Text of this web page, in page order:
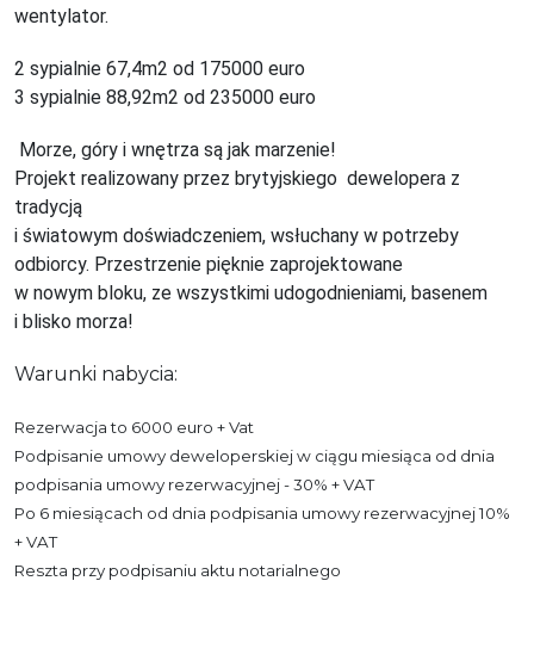
wentylator.
2 sypialnie 67,4m2 od 175000 euro
3 sypialnie 88,92m2 od 235000 euro
Morze, góry i wnętrza są jak marzenie!
Projekt realizowany przez brytyjskiego dewelopera z
tradycją
i światowym doświadczeniem, wsłuchany w potrzeby
odbiorcy. Przestrzenie pięknie zaprojektowane
w nowym bloku, ze wszystkimi udogodnieniami, basenem
i blisko morza!
Warunki nabycia:
Rezerwacja to 6000 euro + Vat
Podpisanie umowy deweloperskiej w ciągu miesiąca od dnia
podpisania umowy rezerwacyjnej - 30% + VAT
Po 6 miesiącach od dnia podpisania umowy rezerwacyjnej 10%
+ VAT
Reszta przy podpisaniu aktu notarialnego